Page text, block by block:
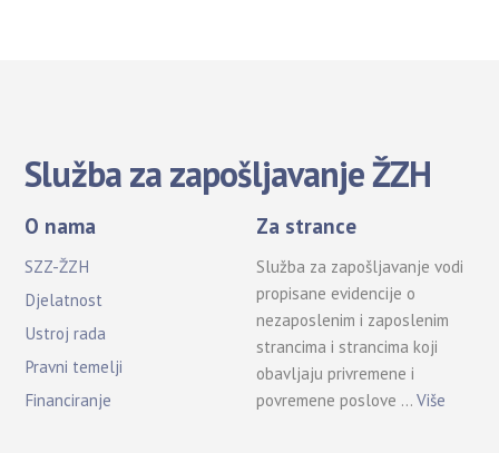
Služba za zapošljavanje ŽZH
O nama
SZZ-ŽZH
Djelatnost
Ustroj rada
Pravni temelji
Financiranje
Za strance
Služba za zapošljavanje vodi
propisane evidencije o
nezaposlenim i zaposlenim
strancima i strancima koji
obavljaju privremene i
povremene poslove …Više